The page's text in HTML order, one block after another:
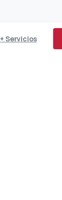
+ Servicios